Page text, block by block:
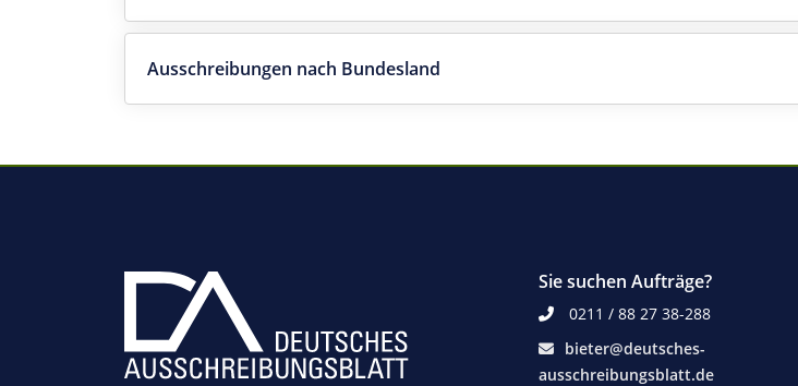
Ausschreibungen nach Bundesland
Sie suchen Aufträge?
0211 / 88 27 38-288
bieter@deutsches-
ausschreibungsblatt.de